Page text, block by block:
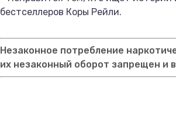
бестселлеров Коры Рейли.
Незаконное потребление
их незаконный оборот запрещен и